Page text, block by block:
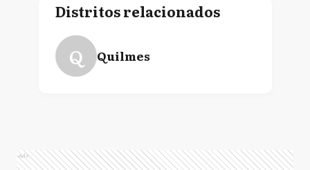
Distritos relacionados
Q Quilmes
Ads